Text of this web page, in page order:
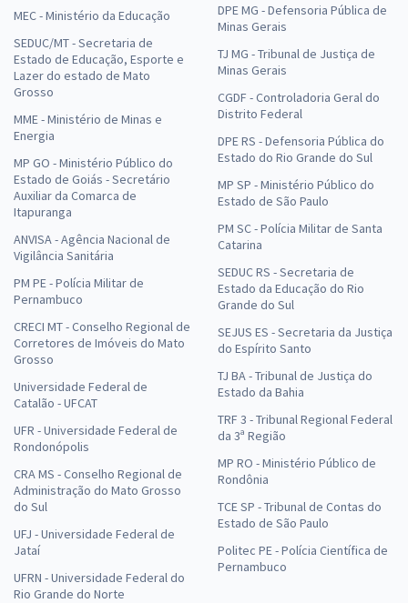
MEC - Ministério da Educação
SEDUC/MT - Secretaria de
Estado de Educação, Esporte e
Lazer do estado de Mato
Grosso
MME - Ministério de Minas e
Energia
MP GO - Ministério Público do
Estado de Goiás - Secretário
Auxiliar da Comarca de
Itapuranga
ANVISA - Agência Nacional de
Vigilância Sanitária
PM PE - Polícia Militar de
Pernambuco
CRECI MT - Conselho Regional de
Corretores de Imóveis do Mato
Grosso
Universidade Federal de
Catalão - UFCAT
UFR - Universidade Federal de
Rondonópolis
CRA MS - Conselho Regional de
Administração do Mato Grosso
do Sul
UFJ - Universidade Federal de
Jataí
UFRN - Universidade Federal do
Rio Grande do Norte
DPE MG - Defensoria Pública de
Minas Gerais
TJ MG - Tribunal de Justiça de
Minas Gerais
CGDF - Controladoria Geral do
Distrito Federal
DPE RS - Defensoria Pública do
Estado do Rio Grande do Sul
MP SP - Ministério Público do
Estado de São Paulo
PM SC - Polícia Militar de Santa
Catarina
SEDUC RS - Secretaria de
Estado da Educação do Rio
Grande do Sul
SEJUS ES - Secretaria da Justiça
do Espírito Santo
TJ BA - Tribunal de Justiça do
Estado da Bahia
TRF 3 - Tribunal Regional Federal
da 3ª Região
MP RO - Ministério Público de
Rondônia
TCE SP - Tribunal de Contas do
Estado de São Paulo
Politec PE - Polícia Científica de
Pernambuco